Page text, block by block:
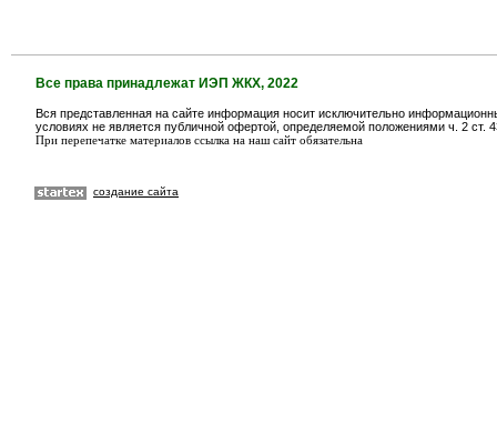
Все права принадлежат ИЭП ЖКХ, 2022
Вся представленная на сайте информация носит исключительно
условиях не является публичной офертой, определяемой положениями ч. 2 ст.
При перепечатке материалов ссылка на наш сайт обязательна
создание сайта